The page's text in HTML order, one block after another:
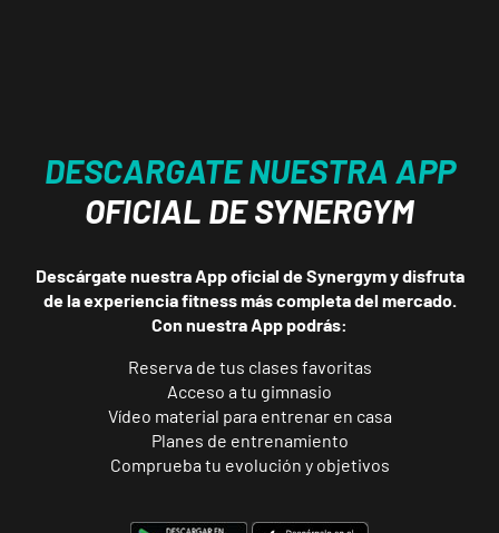
CLUB
Málaga Los
Tilos
P.º de los Tilos,
53, Málaga,
Málaga
Mallorca
DESCARGATE NUESTRA APP
OFICIAL DE SYNERGYM
Descárgate nuestra App oficial de Synergym y disfruta
de la experiencia fitness más completa del mercado.
Con nuestra App podrás:
Reserva de tus clases favoritas
Acceso a tu gimnasio
Vídeo material para entrenar en casa
Planes de entrenamiento
Comprueba tu evolución y objetivos